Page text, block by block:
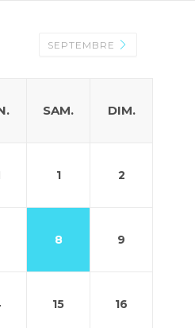
SEPTEMBRE
SAM. DIM.
1 2
8 9
15 16